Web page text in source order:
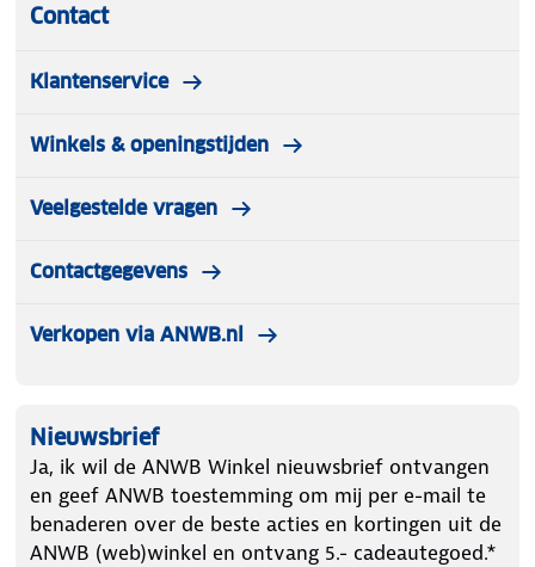
Contact
Klantenservice
Winkels & openingstijden
Veelgestelde vragen
Contactgegevens
Verkopen via ANWB.nl
Nieuwsbrief
Ja, ik wil de ANWB Winkel nieuwsbrief ontvangen
en geef ANWB toestemming om mij per e-mail te
benaderen over de beste acties en kortingen uit de
ANWB (web)winkel en ontvang 5.- cadeautegoed.*